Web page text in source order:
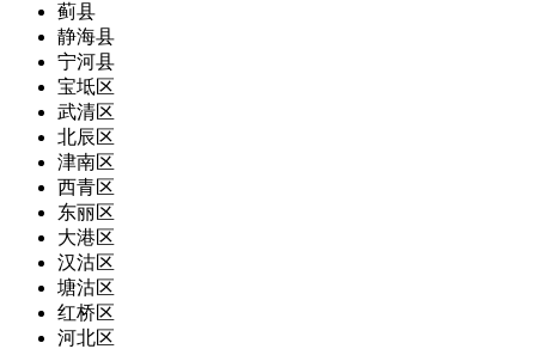
蓟县
静海县
宁河县
宝坻区
武清区
北辰区
津南区
西青区
东丽区
大港区
汉沽区
塘沽区
红桥区
河北区